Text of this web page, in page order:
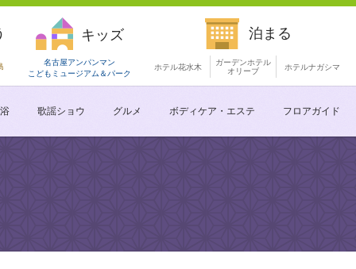
キッズ
名古屋アンパンマン
こどもミュージアム ＆パーク
泊まる
ホテル花水木
ガーデンホテル
オリーブ
ホテルナガシマ
歌謡ショウ グルメ ボディケア・エステ フロアガイド